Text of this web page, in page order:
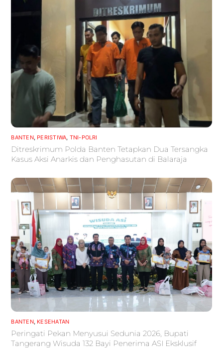
BANTEN, PERISTIWA TNI-POLRI
Ditreskrimum Polda Banten Tetapkan Dua Tersangka
Kasus Aksi Anarkis dan Penghasutan di Balaraja
BANTEN, KESEHATAN
Peringati Pekan Menyusui Sedunia 2026, Bupati
Tangerang Wisuda 132 Bayi Penerima ASI Eksklusif